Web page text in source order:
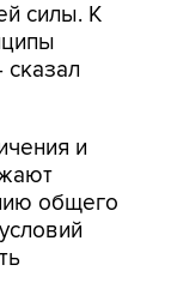
силы. К
и
общего